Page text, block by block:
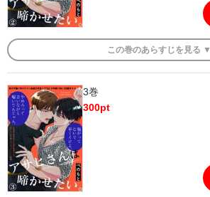
この巻のあらすじを 見る ▼
3巻
300pt